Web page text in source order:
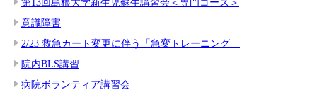
意識障害
2/23 救急カート変更に伴う「急変トレーニング」
院内BLS講習
病院ボランティア講習会